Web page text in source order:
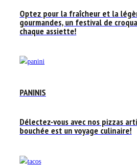
Optez pour la fraîcheur et la
gourmandes, un festival de
chaque assiette!
PANINIS
Délectez-vous avec nos pizzas
bouchée est un voyage culinaire!